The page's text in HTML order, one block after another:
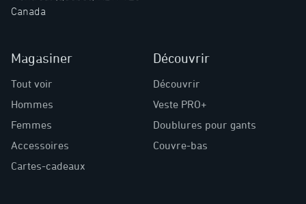
Canada
Magasiner
Tout voir
Hommes
Femmes
Accessoires
Cartes-cadeaux
Découvrir
Découvrir
Veste PRO+
Doublures pour gants
Couvre-bas